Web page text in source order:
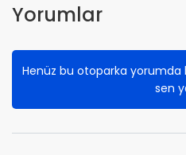
Yorumlar
Henüz bu otoparka yorumda
sen